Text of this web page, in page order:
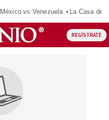
México vs Venezuela La Casa de
REGÍSTRATE